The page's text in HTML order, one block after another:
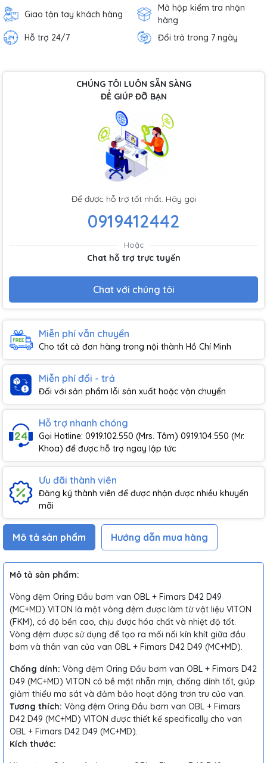
Giao tận tay khách hàng
Mở hộp kiểm tra nhận
hàng
Hỗ trợ 24/7
Đổi trả trong 7 ngày
CHÚNG TÔI LUÔN SẴN SÀNG
ĐỂ GIÚP ĐỠ BẠN
Để được hỗ trợ tốt nhất. Hãy gọi
0919412442
Hoặc
Chat hỗ trợ trực tuyến
Chat với chúng tôi
Miễn phí vẫn chuyển
Cho tất cả đơn hàng trong nội thành Hồ Chí Minh
Miễn phí đổi - trả
Đối với sản phẩm lỗi sản xuất hoặc vận chuyển
Hỗ trợ nhanh chóng
Gọi Hotline: 0919.102.550 (Mrs. Tâm) 0919.104.550 (Mr.
Khoa) để được hỗ trợ ngay lập tức
Ưu đãi thành viên
Đăng ký thành viên để được nhận được nhiều khuyến
mãi
Mô tả sản phẩm Hướng dẫn mua hàng
Mô tả sản phẩm:
Vòng đệm Oring Đầu bơm van OBL + Fimars D42 D49
(MC+MD) VITON là một vòng đệm được làm từ vật liệu VITON
(FKM), có độ bền cao, chịu được hóa chất và nhiệt độ tốt.
Vòng đệm được sử dụng để tạo ra mối nối kín khít giữa đầu
bơm và thân van của van OBL + Fimars D42 D49 (MC+MD).
Chống dính: Vòng đệm Oring Đầu bơm van OBL + Fimars D42
D49 (MC+MD) VITON có bề mặt nhẵn mịn, chống dính tốt, giúp
giảm thiểu ma sát và đảm bảo hoạt động trơn tru của van.
Tương thích: Vòng đệm Oring Đầu bơm van OBL + Fimars
D42 D49 (MC+MD) VITON được thiết kế specifically cho van
OBL + Fimars D42 D49 (MC+MD).
Kích thước: